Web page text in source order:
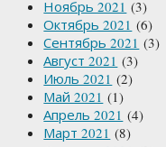
Ноябрь 2021 (3)
Октябрь 2021 (6)
Сентябрь 2021 (3)
Август 2021 (3)
Июль 2021 (2)
Май 2021 (1)
Апрель 2021 (4)
Март 2021 (8)